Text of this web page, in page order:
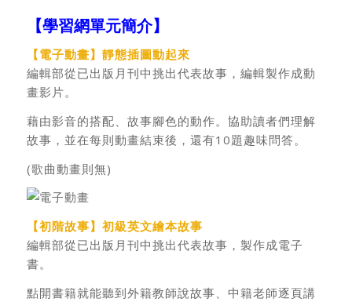
【學習網單元簡介】
【電子動畫】靜態插圖動起來
編輯部從已出版月刊中挑出代表故事，編輯製作成動
畫影片。
藉由影音的搭配、故事腳色的動作。協助讀者們理解
故事，並在每則動畫結束後，還有10題趣味問答。
(歌曲動畫則無)
【初階故事】初級英文繪本故事
編輯部從已出版月刊中挑出代表故事，製作成電子
書。
點開書籍就能聽到外籍教師說故事、中籍老師逐頁講